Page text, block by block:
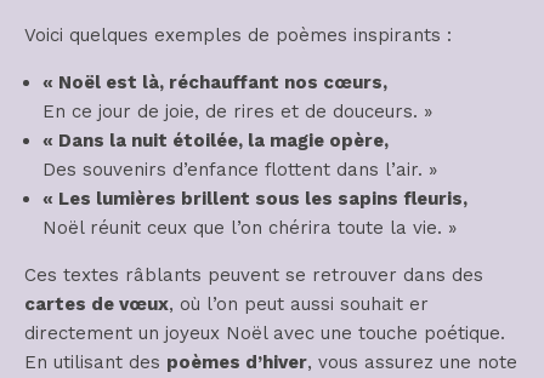
Voici quelques exemples de poèmes inspirants :
« Noël est là, réchauffant nos cœurs,
En ce jour de joie, de rires et de douceurs. »
« Dans la nuit étoilée, la magie opère,
Des souvenirs d’enfance flottent dans l’air. »
« Les lumières brillent sous les sapins fleuris,
Noël réunit ceux que l’on chérira toute la vie. »
Ces textes râblants peuvent se retrouver dans des
cartes de vœux, où l’on peut aussi souhait er
directement un joyeux Noël avec une touche poétique.
En utilisant des poèmes d’hiver, vous assurez une note